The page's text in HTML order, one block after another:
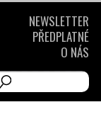
NEWSLETTER
PŘEDPLATNÉ
O NÁS